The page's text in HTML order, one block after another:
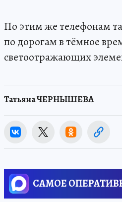
По этим же телефонам
по дорогам в тёмное
светоотражающих
Татьяна ЧЕРНЫШЕВА
САМОЕ